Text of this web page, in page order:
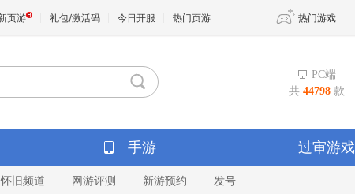
页游 礼包/激活码 今日开服 热门页游 热门游戏
传奇4
新天龙八部
王权与自由
PC端
共 44798 款
手游 过审游戏
怀旧频道 网游评测 新游预约 发号